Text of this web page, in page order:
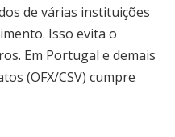
de várias instituições
Isso evita o
Em Portugal e demais
(OFX/CSV) cumpre